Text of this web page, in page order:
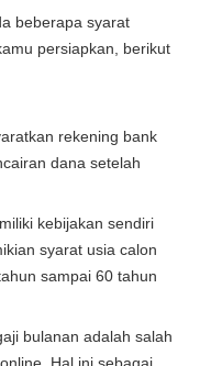
beberapa syarat
persiapkan, berikut
rekening bank
dana setelah
kebijakan sendiri
syarat usia calon
sampai 60 tahun
bulanan adalah salah